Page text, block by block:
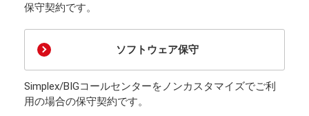
保守契約です。
ソフトウェア保守
Simplex/BIGコールセンターをノンカスタマイズでご利
用の場合の保守契約です。